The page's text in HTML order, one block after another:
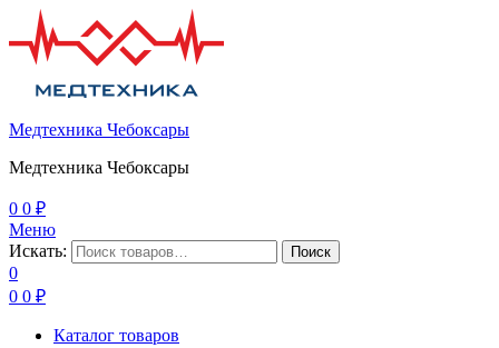
Медтехника Чебоксары
Медтехника Чебоксары
0 0 ₽
Меню
Искать:
Поиск
0
0 0 ₽
Каталог товаров